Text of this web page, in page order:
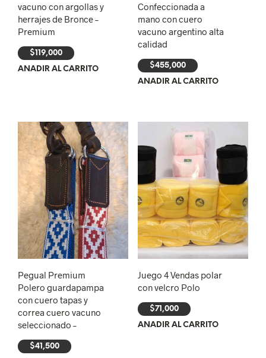
vacuno con argollas y
herrajes de Bronce –
Premium
$119,000
AÑADIR AL CARRITO
Confeccionada a
mano con cuero
vacuno argentino alta
calidad
$455,000
AÑADIR AL CARRITO
Pegual Premium
Polero guardapampa
con cuero tapas y
correa cuero vacuno
seleccionado –
$41,500
Juego 4 Vendas polar
con velcro Polo
$71,000
AÑADIR AL CARRITO